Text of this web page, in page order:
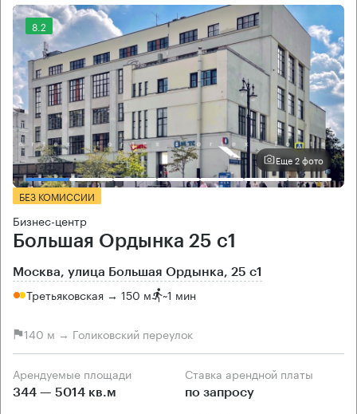
8.2
Еще 2 фото
БЕЗ КОМИССИИ
Бизнес-центр
Большая Ордынка 25 с1
Москва, улица Большая Ордынка, 25 с1
Третьяковская → 150 м ~1 мин
140 м → Голиковский переулок
Арендуемые площади
344 — 5014 кв.м
Ставка арендной платы
по запросу